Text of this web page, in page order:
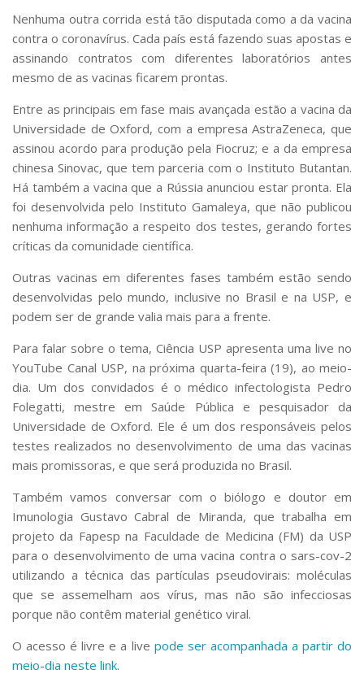
Segurança, Trânsito e Prevenção
RH, Administrativo e Financeiro
Comunicação
Assessorias e Mídias
Aplicativos e Sites
Jornal da USP
Agenda de Eventos
Defesa de Teses
Nenhuma outra corrida está tão disputada como a da vacina
contra o coronavírus. Cada país está fazendo suas apostas e
assinando contratos com diferentes laboratórios antes
mesmo de as vacinas ficarem prontas.
Entre as principais em fase mais avançada estão a vacina da
Universidade de Oxford, com a empresa AstraZeneca, que
assinou acordo para produção pela Fiocruz; e a da empresa
chinesa Sinovac, que tem parceria com o Instituto Butantan.
Há também a vacina que a Rússia anunciou estar pronta. Ela
foi desenvolvida pelo Instituto Gamaleya, que não publicou
nenhuma informação a respeito dos testes, gerando fortes
críticas da comunidade científica.
Outras vacinas em diferentes fases também estão sendo
desenvolvidas pelo mundo, inclusive no Brasil e na USP, e
podem ser de grande valia mais para a frente.
Para falar sobre o tema, Ciência USP apresenta uma live no
YouTube Canal USP, na próxima quarta-feira (19), ao meio-
dia. Um dos convidados é o médico infectologista Pedro
Folegatti, mestre em Saúde Pública e pesquisador da
Universidade de Oxford. Ele é um dos responsáveis pelos
testes realizados no desenvolvimento de uma das vacinas
mais promissoras, e que será produzida no Brasil.
Também vamos conversar com o biólogo e doutor em
Imunologia Gustavo Cabral de Miranda, que trabalha em
projeto da Fapesp na Faculdade de Medicina (FM) da USP
para o desenvolvimento de uma vacina contra o sars-cov-2
utilizando a técnica das partículas pseudovirais: moléculas
que se assemelham aos vírus, mas não são infecciosas
porque não contêm material genético viral.
O acesso é livre e a live pode ser acompanhada a partir do
meio-dia neste link.